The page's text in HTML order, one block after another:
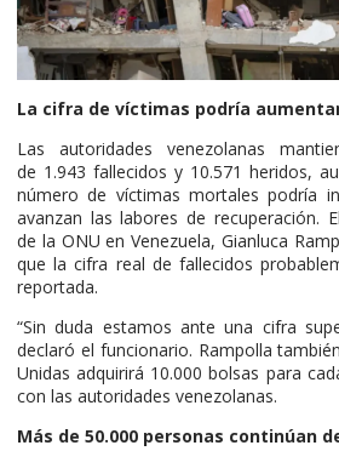
La cifra de víctimas podría
Las autoridades venezolanas
de 1.943 fallecidos y 10.571 heridos,
número de víctimas mortales podría
avanzan las labores de recuperación.
de la ONU en Venezuela, Gianluca
que la cifra real de fallecidos
reportada.
“Sin duda estamos ante una cifra
declaró el funcionario. Rampolla
Unidas adquirirá 10.000 bolsas para
con las autoridades venezolanas.
Más de 50.000 personas continúan